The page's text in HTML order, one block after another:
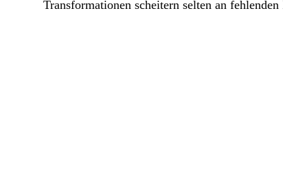
Transformationen scheitern selten an